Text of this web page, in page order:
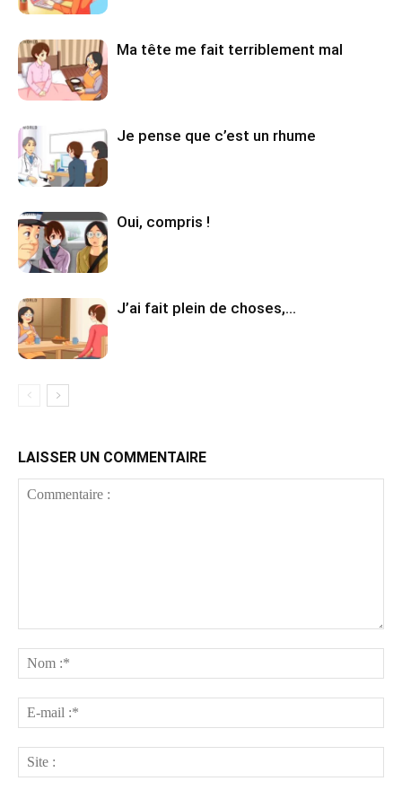
Ma tête me fait terriblement mal
Je pense que c’est un rhume
Oui, compris !
J’ai fait plein de choses,…
LAISSER UN COMMENTAIRE